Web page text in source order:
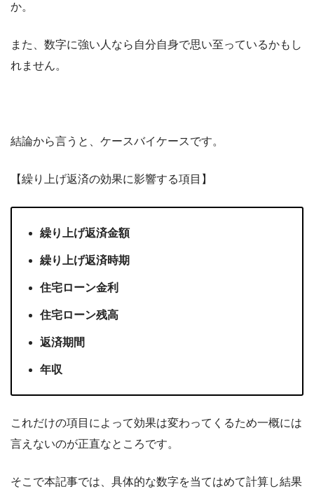
か。
また、数字に強い人なら自分自身で思い至っているかもし
れません。
結論から言うと、ケースバイケースです。
【繰り上げ返済の効果に影響する項目】
繰り上げ返済金額
繰り上げ返済時期
住宅ローン金利
住宅ローン残高
返済期間
年収
これだけの項目によって効果は変わってくるため一概には
言えないのが正直なところです。
そこで本記事では、具体的な数字を当てはめて計算し結果